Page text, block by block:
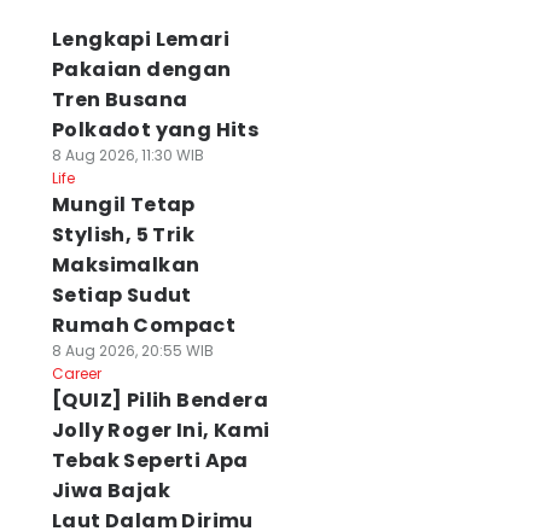
Lengkapi Lemari
Pakaian dengan
Tren Busana
Polkadot yang Hits
8 Aug 2026, 11:30 WIB
Life
Mungil Tetap
Stylish, 5 Trik
Maksimalkan
Setiap Sudut
Rumah Compact
8 Aug 2026, 20:55 WIB
Career
[QUIZ] Pilih Bendera
Jolly Roger Ini, Kami
Tebak Seperti Apa
Jiwa Bajak
Laut Dalam Dirimu